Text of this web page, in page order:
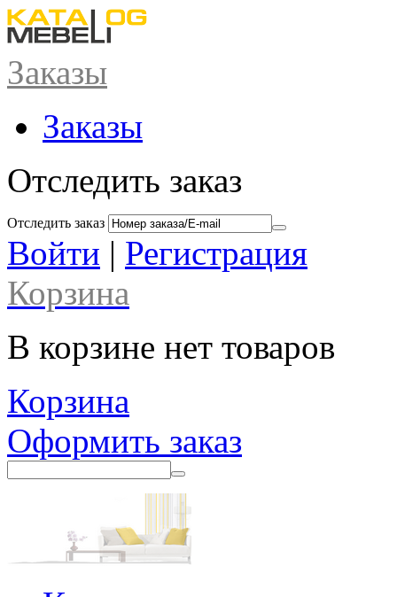
Заказы
Заказы
Отследить заказ
Отследить заказ
Войти | Регистрация
Корзина
В корзине нет товаров
Корзина
Оформить заказ